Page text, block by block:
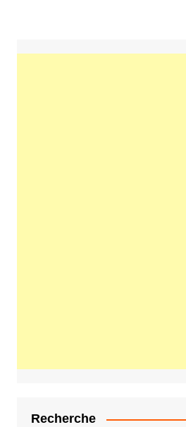
Recherche